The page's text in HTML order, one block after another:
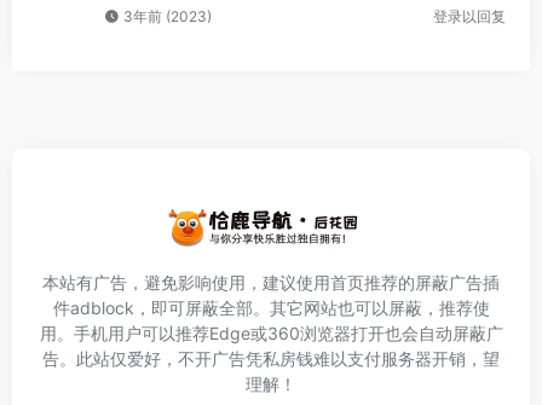
3年前 (2023) 登录以回复
本站有广告，避免影响使用，建议使用首页推荐的屏蔽广告插
件adblock ，即可屏蔽全部。其它网站也可以屏蔽，推荐使
用。手机用户可以推荐Edge或360浏览器打开也会自动屏蔽广
告。此站仅爱好，不开广告凭私房钱难以支付服务器开销，望
理解！